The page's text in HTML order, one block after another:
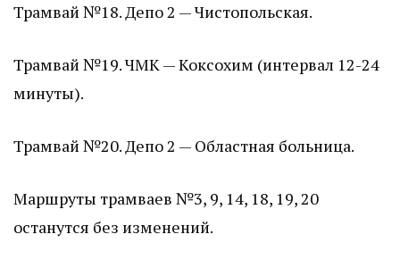
Трамвай №18. Депо 2 — Чистопольская.
Трамвай №19. ЧМК — Коксохим (интервал 12-24
минуты).
Трамвай №20. Депо 2 — Областная больница.
Маршруты трамваев №3, 9, 14, 18, 19, 20
останутся без изменений.